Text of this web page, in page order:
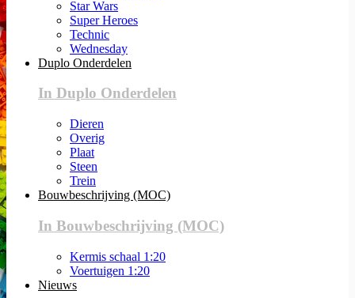
Star Wars
Super Heroes
Technic
Wednesday
Duplo Onderdelen
In Duplo Onderdelen
Dieren
Overig
Plaat
Steen
Trein
Bouwbeschrijving (MOC)
In Bouwbeschrijving (MOC)
Kermis schaal 1:20
Voertuigen 1:20
Nieuws